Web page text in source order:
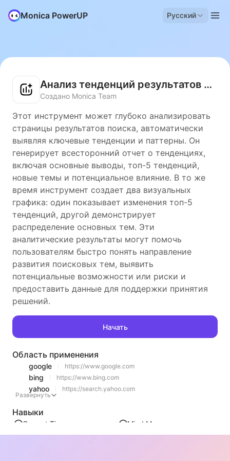
Monica PowerUP Русский
Анализ тенденций результатов поиска
Создано Monica Team
Этот инструмент может глубоко анализировать
страницы результатов поиска, автоматически
выявляя ключевые тенденции и паттерны. Он
генерирует всесторонний отчет о тенденциях,
включая основные выводы, топ-5 тенденций,
новые темы и потенциальное влияние. В то же
время инструмент создает два визуальных
графика: один показывает изменения топ-5
тенденций, другой демонстрирует
распределение основных тем. Эти
аналитические результаты могут помочь
пользователям быстро понять направление
развития поисковых тем, выявить
потенциальные возможности или риски и
предоставить данные для поддержки принятия
решений.
Начать
Область применения
google https://www.google.com
bing https://www.bing.com
yahoo
https://search.yahoo.com
Развернуть
Навыки
Current Time
Mind Map